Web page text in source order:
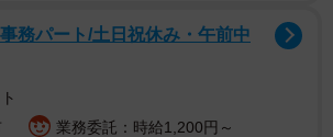
は、シカとみられる足跡やふんが無数
准教授は「今年の食害はかなりひど
務パート/土日祝休み・午前中
業務委託：時給1,200円～